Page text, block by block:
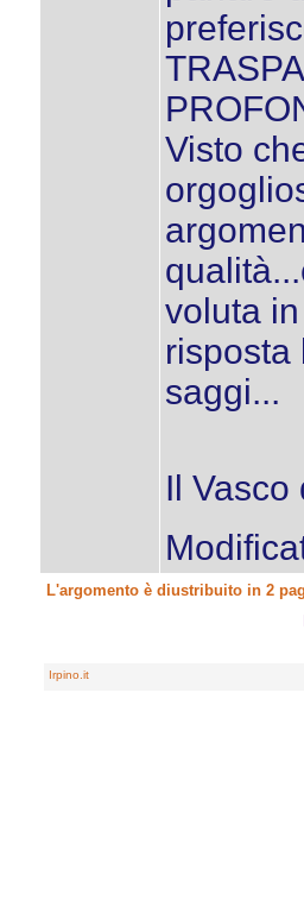
Visto
voluta
risposta
saggi...
Il Vasco
L'argomento è diustribuito in 2
Irpino.it